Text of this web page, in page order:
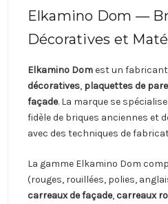
Elkamino Dom —
Décoratives et
Elkamino Domest un fabricant
décoratives, plaquettes de
façade. La marque se
fidèle de briques anciennes et
avec des techniques de
La gamme Elkamino Dom
(rouges, rouillées, polies,
carreaux de façade, carreaux